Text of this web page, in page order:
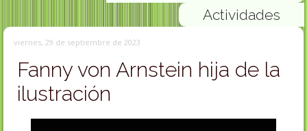
Actividades
viernes, 29 de septiembre de 2023
Fanny von Arnstein hija de la
ilustración